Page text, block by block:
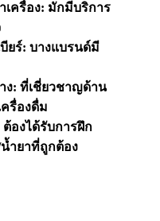
เครื่อง: มักมีบริการ
ยร์: บางแบรนด์มี
ง: ที่เชี่ยวชาญด้าน
รื่องดื่ม
องได้รับการฝึก
ำยาที่ถูกต้อง